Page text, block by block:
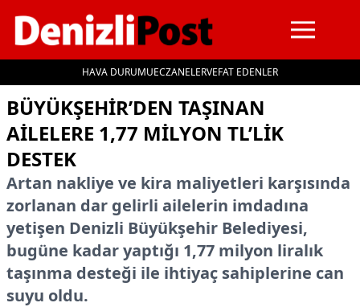
HAVA DURUMUECZANELERVEFAT EDENLER
İçeriğe geç
BÜYÜKŞEHIR’DEN TAŞINAN
AILELERE 1,77 MILYON TL’LIK
DESTEK
Artan nakliye ve kira maliyetleri karşısında
zorlanan dar gelirli ailelerin imdadına
yetişen Denizli Büyükşehir Belediyesi,
bugüne kadar yaptığı 1,77 milyon liralık
taşınma desteği ile ihtiyaç sahiplerine can
suyu oldu.